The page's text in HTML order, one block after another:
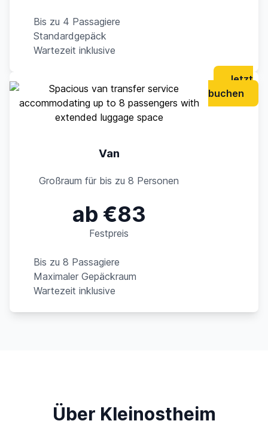
Bis zu 4 Passagiere
Standardgepäck
Wartezeit inklusive
Van
Großraum für bis zu 8 Personen
ab €83
Festpreis
Bis zu 8 Passagiere
Maximaler Gepäckraum
Wartezeit inklusive
Jetzt
buchen
Über Kleinostheim